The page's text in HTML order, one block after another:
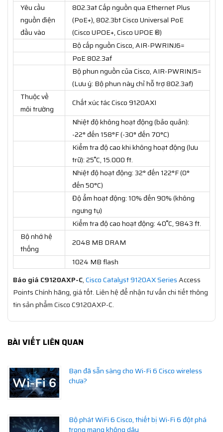
Yêu cầu
nguồn điện
đầu vào
802.3at Cấp nguồn qua Ethernet Plus
(PoE+), 802.3bt Cisco Universal PoE
(Cisco UPOE+, Cisco UPOE ®)
Bộ cấp nguồn Cisco, AIR-PWRINJ6=
PoE 802.3af
Bộ phun nguồn của Cisco, AIR-PWRINJ5=
(Lưu ý: Bộ phun này chỉ hỗ trợ 802.3af)
Thuộc về
môi trường
Chất xúc tác Cisco 9120AXI
Nhiệt độ không hoạt động (bảo quản):
-22° đến 158°F (-30° đến 70°C)
Kiểm tra độ cao khi không hoạt động (lưu
trữ): 25˚C, 15.000 ft.
Nhiệt độ hoạt động: 32° đến 122°F (0°
đến 50°C)
Độ ẩm hoạt động: 10% đến 90% (không
ngưng tụ)
Kiểm tra độ cao hoạt động: 40˚C, 9843 ft.
Bộ nhớ hệ
thống
2048 MB DRAM
1024 MB flash
Báo giá C9120AXP-C,Cisco Catalyst 9120AX SeriesAccess
Points Chính hãng, giá tốt. Liên hệ để nhận tư vấn chi tiết thông
tin sản phẩm Cisco C9120AXP-C.
BÀI VIẾT LIÊN QUAN
Bạn đã sẵn sàng cho Wi-Fi 6 Cisco wireless
chưa?
Bộ phát WiFi 6 Cisco, thiết bị Wi-Fi 6 đột phá
trong mạng không dây